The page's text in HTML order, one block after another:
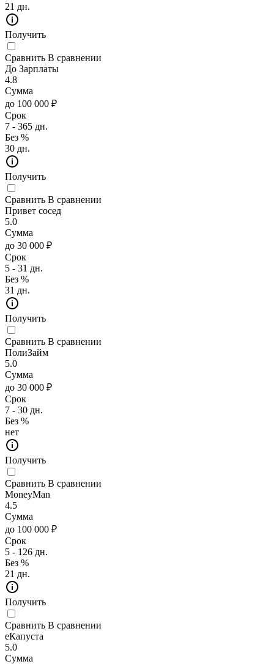
21 дн.
Получить
Сравнить В сравнении
До Зарплаты
4.8
Сумма
до 100 000 ₽
Срок
7 - 365 дн.
Без %
30 дн.
Получить
Сравнить В сравнении
Привет сосед
5.0
Сумма
до 30 000 ₽
Срок
5 - 31 дн.
Без %
31 дн.
Получить
Сравнить В сравнении
ПолиЗайм
5.0
Сумма
до 30 000 ₽
Срок
7 - 30 дн.
Без %
нет
Получить
Сравнить В сравнении
MoneyMan
4.5
Сумма
до 100 000 ₽
Срок
5 - 126 дн.
Без %
21 дн.
Получить
Сравнить В сравнении
еКапуста
5.0
Сумма